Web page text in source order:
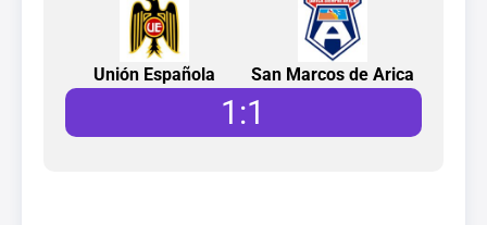
Unión Española San Marcos de Arica
1 :1